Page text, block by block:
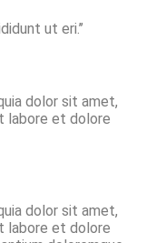
ut eri.’’
dolor sit amet,
labore et dolore
dolor sit amet,
labore et dolore